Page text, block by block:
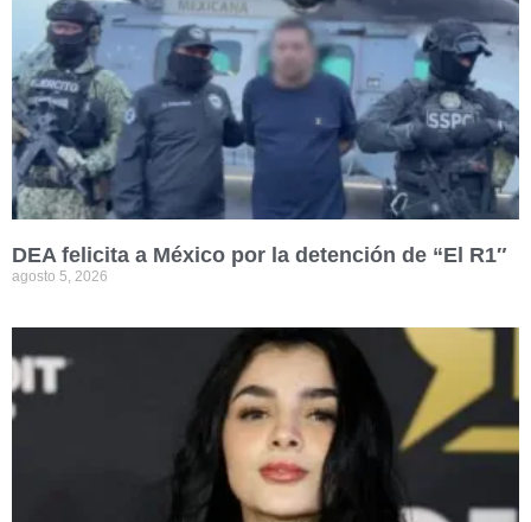
DEA felicita a México por la detención de “El R1″
agosto 5, 2026